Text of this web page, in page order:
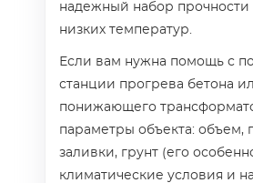
надежный набор прочности
низких температур.
Если вам нужна помощь с
станции прогрева бетона
понижающего
параметры объекта: объем,
заливки, грунт (его
климатические условия и